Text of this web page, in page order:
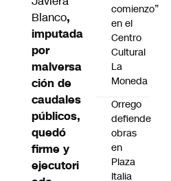
Blanco,
imputada
por
malversa
ción de
caudales
públicos,
quedó
firme y
ejecutori
comienzo”
en el
Centro
Cultural
La
Moneda
Orrego
defiende
obras
en
Plaza
Italia